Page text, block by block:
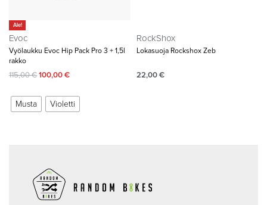
Ale!
Evoc
Vyölaukku Evoc Hip Pack Pro 3 + 1,5l
rakko
115,00€100,00€
Musta Violetti
RockShox
Lokasuoja Rockshox Zeb
22,00€